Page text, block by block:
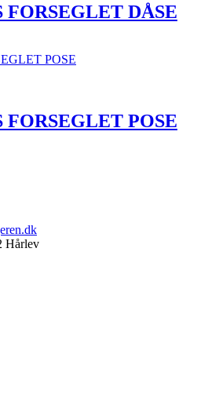
FORSEGLET DÅSE
FORSEGLET POSE
Hårlev